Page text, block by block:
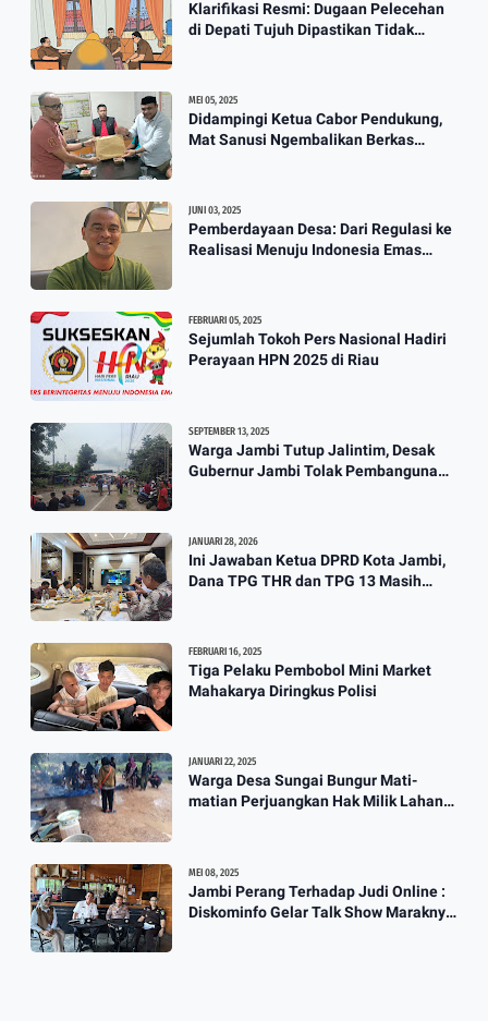
Berkah Banjir, Yusuf Pembuat
Perahu Kebanjiran Orderan Bikin
Perahu
3:57
Klarifikasi Resmi: Dugaan Pelecehan
di Depati Tujuh Dipastikan Tidak
MEI 05, 2025
Didampingi Ketua Cabor Pendukung,
Mat Sanusi Ngembalikan Berkas
JUNI 03, 2025
Pemberdayaan Desa: Dari Regulasi ke
Realisasi Menuju Indonesia Emas
FEBRUARI 05, 2025
Sejumlah Tokoh Pers Nasional Hadiri
Perayaan HPN 2025 di Riau
SEPTEMBER 13, 2025
Warga Jambi Tutup Jalintim, Desak
Gubernur Jambi Tolak Pembangunan
JANUARI 28, 2026
Ini Jawaban Ketua DPRD Kota Jambi,
Dana TPG THR dan TPG 13 Masih
FEBRUARI 16, 2025
Tiga Pelaku Pembobol Mini Market
Mahakarya Diringkus Polisi
JANUARI 22, 2025
Warga Desa Sungai Bungur Mati-
matian Perjuangkan Hak Milik Lahan
MEI 08, 2025
Jambi Perang Terhadap Judi Online :
Diskominfo Gelar Talk Show Maraknya